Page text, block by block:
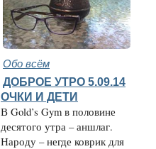
Обо всём
ДОБРОЕ УТРО 5.09.14
ОЧКИ И ДЕТИ
В Gold’s Gym в половине
десятого утра – аншлаг.
Народу – негде коврик для